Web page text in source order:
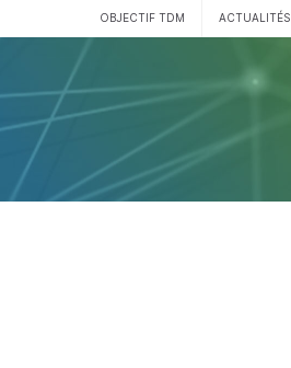
OBJECTIF TDM ACTUALITÉS